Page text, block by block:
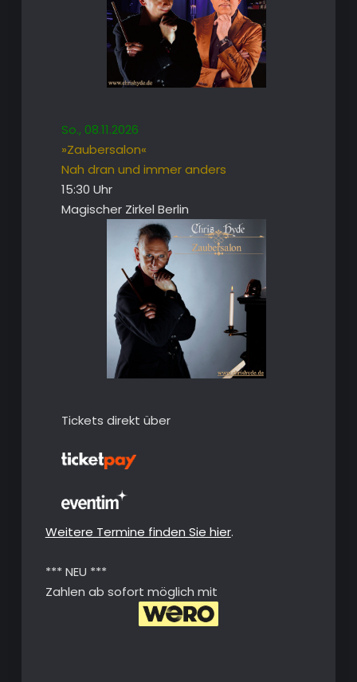
So., 08.11.2026
»Zaubersalon«
Nah dran und immer anders
15:30 Uhr
Magischer Zirkel Berlin
Tickets direkt über
Weitere Termine finden Sie hier.
*** NEU ***
Zahlen ab sofort möglich mit